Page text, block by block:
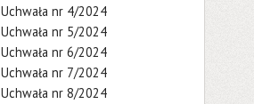
Uchwała nr 4/2024
Uchwała nr 5/2024
Uchwała nr 6/2024
Uchwała nr 7/2024
Uchwała nr 8/2024